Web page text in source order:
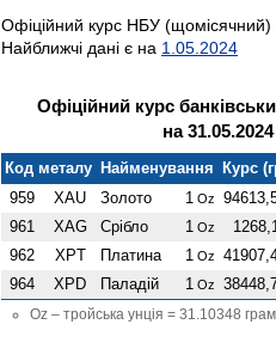
Офіційний курс НБУ (щомісячний)
Найближчі дані є на 1.05.2024
Офіційний курс
на 31.05.2024
Код металу Найменування Курс
959
XAU Золото 1 Oz
961 XAG Срібло 1 Oz
962 XPT Платина 1 Oz
964 XPD Паладій 1 Oz
Oz – тройська унція = 31.10348 грам